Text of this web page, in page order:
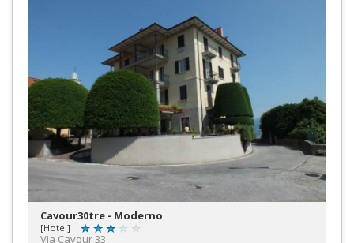
Cavour30tre - Moderno
[Hotel]
Via Cavour 33